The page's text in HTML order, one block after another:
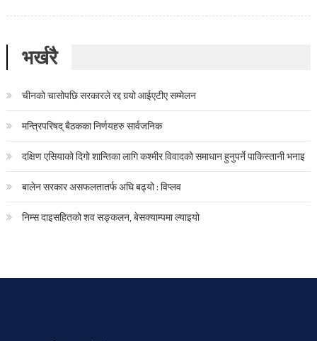
भर्खरै
चीनको चासोपछि सरकारले रद्द गर्‍यो आईएटीए सम्मेलन
मन्त्रिपरिषद् बैठकका निर्णयहरु सार्वजनिक
दक्षिण एसियाको दिगो शान्तिका लागि कश्मीर विवादको समाधान हुनुपर्ने पाकिस्तानी भनाइ
बालेन सरकार असफलतातर्फ अघि बढ्यो : विप्लव
निम्स दाइसहितको शव सङ्कलन, बेसक्याम्पमा ल्याइयो